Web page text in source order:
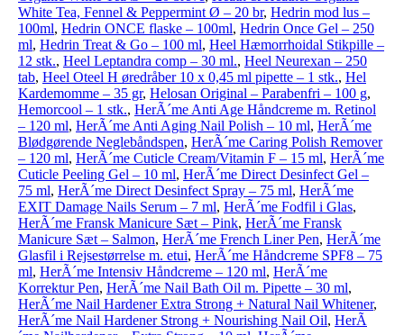
White Tea, Fennel & Peppermint Ø – 20 br, Hedrin mod lus –
100ml, Hedrin ONCE flaske – 100ml, Hedrin Once Gel – 250
ml, Hedrin Treat & Go – 100 ml, Heel Hæmorrhoidal Stikpille –
12 stk., Heel Leptandra comp – 30 ml., Heel Neurexan – 250
tab, Heel Oteel H øredråber 10 x 0,45 ml pipette – 1 stk., Hel
Kardemomme – 35 gr, Helosan Original – Parabenfri – 100 g,
Hemorcool – 1 stk., HerÃ´me Anti Age Håndcreme m. Retinol
– 120 ml, HerÃ´me Anti Aging Nail Polish – 10 ml, HerÃ´me
Blødgørende Neglebåndspen, HerÃ´me Caring Polish Remover
– 120 ml, HerÃ´me Cuticle Cream/Vitamin F – 15 ml, HerÃ´me
Cuticle Peeling Gel – 10 ml, HerÃ´me Direct Desinfect Gel –
75 ml, HerÃ´me Direct Desinfect Spray – 75 ml, HerÃ´me
EXIT Damage Nails Serum – 7 ml, HerÃ´me Fodfil i Glas,
HerÃ´me Fransk Manicure Sæt – Pink, HerÃ´me Fransk
Manicure Sæt – Salmon, HerÃ´me French Liner Pen, HerÃ´me
Glasfil i Rejsestørrelse m. etui, HerÃ´me Håndcreme SPF8 – 75
ml, HerÃ´me Intensiv Håndcreme – 120 ml, HerÃ´me
Korrektur Pen, HerÃ´me Nail Bath Oil m. Pipette – 30 ml,
HerÃ´me Nail Hardener Extra Strong + Natural Nail Whitener,
HerÃ´me Nail Hardener Strong + Nourishing Nail Oil, HerÃ